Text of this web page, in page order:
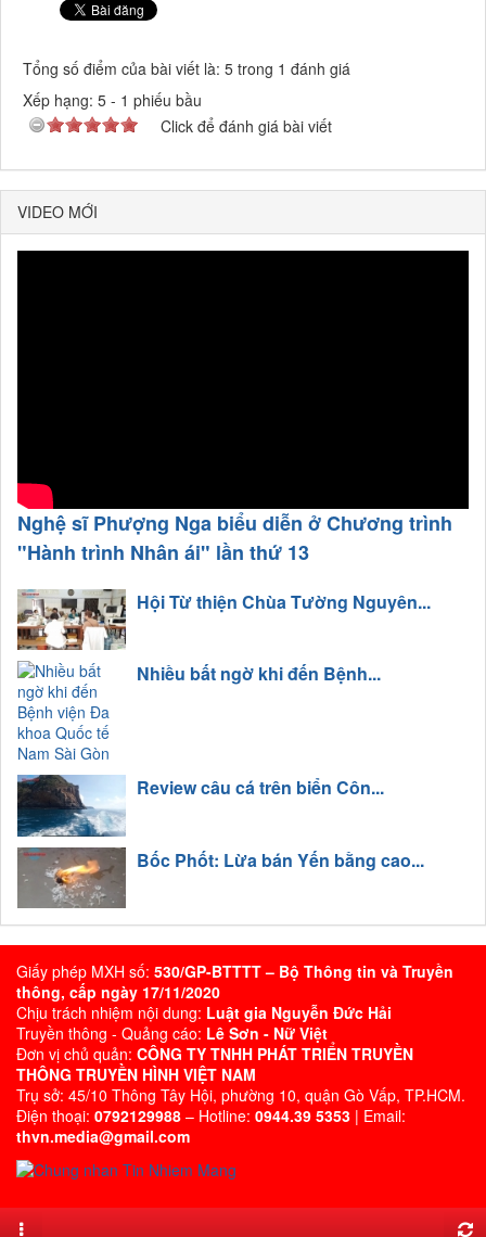
Tổng số điểm của bài viết là: 5 trong 1 đánh giá
Xếp hạng: 5 - 1 phiếu bầu
Click để đánh giá bài viết
VIDEO MỚI
Nghệ sĩ Phượng Nga biểu diễn ở Chương trình
"Hành trình Nhân ái" lần thứ 13
Hội Từ thiện Chùa Tường Nguyên...
Nhiều bất ngờ khi đến Bệnh...
Review câu cá trên biển Côn...
Bốc Phốt: Lừa bán Yến bằng cao...
Giấy phép MXH số: 530/GP-BTTTT – Bộ Thông tin và Truyền
thông, cấp ngày 17/11/2020
Chịu trách nhiệm nội dung: Luật gia Nguyễn Đức Hải
Truyền thông - Quảng cáo: Lê Sơn - Nữ Việt
Đơn vị chủ quản: CÔNG TY TNHH PHÁT TRIỂN TRUYỀN
THÔNG TRUYỀN HÌNH VIỆT NAM
Trụ sở: 45/10 Thông Tây Hội, phường 10, quận Gò Vấp, TP.HCM.
Điện thoại: 0792129988 – Hotline: 0944.39 5353 | Email:
thvn.media@gmail.com